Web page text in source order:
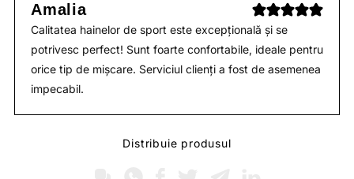
Amalia
Calitatea hainelor de sport este excepțională și se
potrivesc perfect! Sunt foarte confortabile, ideale pentru
orice tip de mișcare. Serviciul clienți a fost de asemenea
impecabil.
Distribuie produsul